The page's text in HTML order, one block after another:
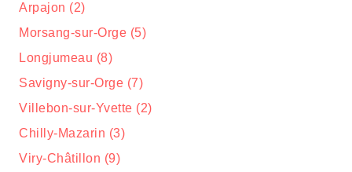
Arpajon (2)
Morsang-sur-Orge (5)
Longjumeau (8)
Savigny-sur-Orge (7)
Villebon-sur-Yvette (2)
Chilly-Mazarin (3)
Viry-Châtillon (9)